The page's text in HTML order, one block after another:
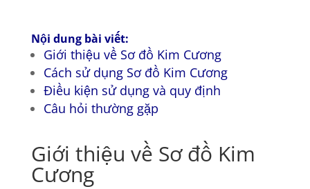
Nội dung bài viết:
Giới thiệu về Sơ đồ Kim Cương
Cách sử dụng Sơ đồ Kim Cương
Điều kiện sử dụng và quy định
Câu hỏi thường gặp
Giới thiệu về Sơ đồ Kim
Cương